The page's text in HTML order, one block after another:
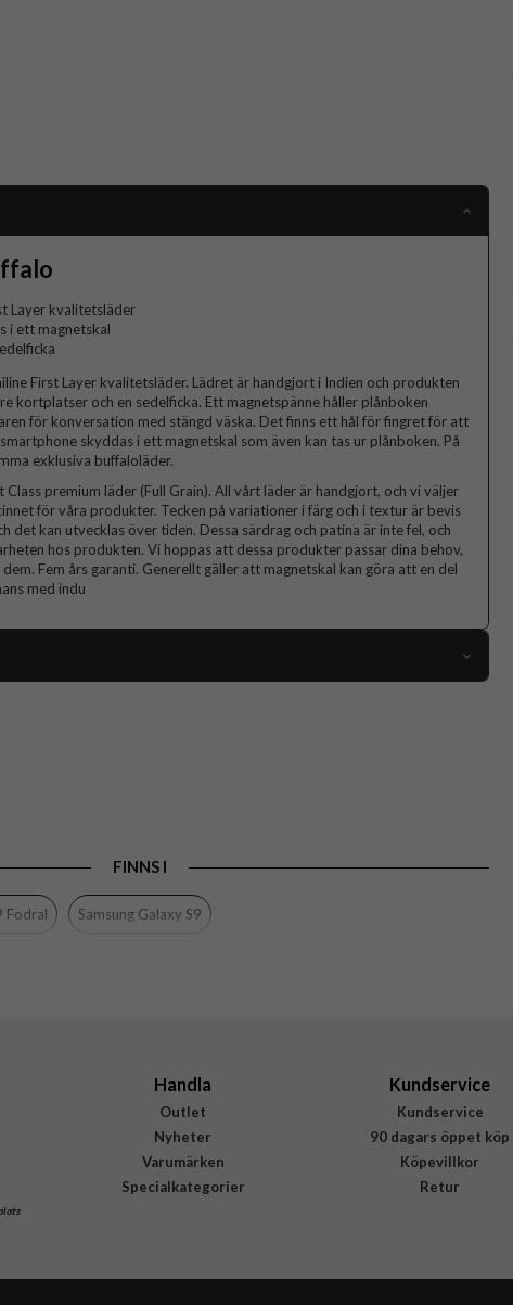
Layer kvalitetsläder
i ett magnetskal
First Layer kvalitetsläder. Lädret är handgjort i Indien och produkten
kortplatser och en sedelficka. Ett magnetspänne håller plånboken
för konversation med stängd väska. Det finns ett hål för fingret för att
skyddas i ett magnetskal som även kan tas ur plånboken. På
exklusiva buffaloläder.
premium läder (Full Grain). All vårt läder är handgjort, och vi väljer
för våra produkter. Tecken på variationer i färg och i textur är bevis
det kan utvecklas över tiden. Dessa särdrag och patina är inte fel, och
hos produkten. Vi hoppas att dessa produkter passar dina behov,
Fem års garanti. Generellt gäller att magnetskal kan göra att en del
med indu
Hårdplast (PC), Äkta läder
FINNS I
Fodral Samsung Galaxy S9
Handla
Outlet
Nyheter
Varumärken
Specialkategorier
Kundservice
Kundservice
90 dagars öppet köp
Köpevillkor
Retur